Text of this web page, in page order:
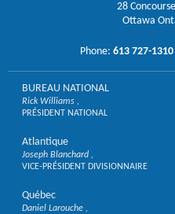
28
Ottawa
Phone: 613 727-1310
BUREAU NATIONAL
Rick Williams
PRÉSIDENT NATIONAL
Atlantique
Joseph Blanchard
VICE-PRÉSIDENT DIVISIONNAIRE
Québec
Daniel Larouche